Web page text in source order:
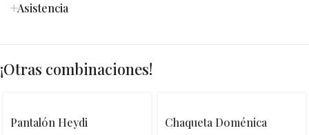
Asistencia
¡Otras combinaciones!
Pantalón Heydi Chaqueta Doménica